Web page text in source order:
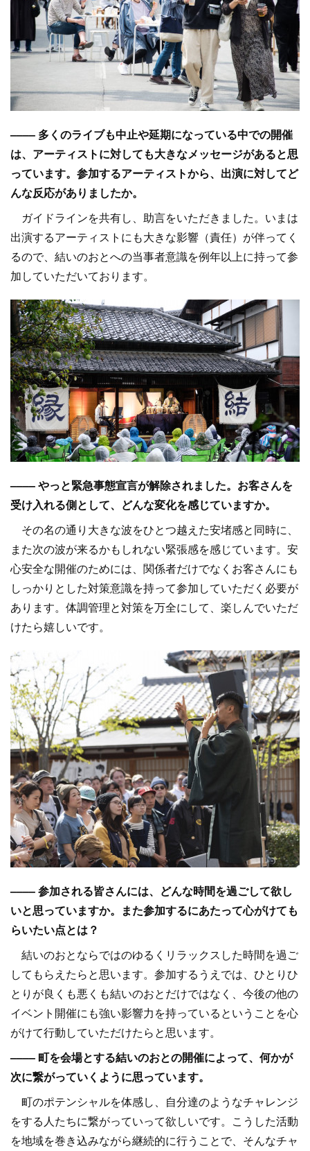
–––– 多くのライブも中止や延期になっている中での開催
は、アーティストに対しても大きなメッセージがあると思
っています。参加するアーティストから、出演に対してど
んな反応がありましたか。
ガイドラインを共有し、助言をいただきました。いまは
出演するアーティストにも大きな影響（責任）が伴ってく
るので、結いのおとへの当事者意識を例年以上に持って参
加していただいております。
–––– やっと緊急事態宣言が解除されました。お客さんを
受け入れる側として、どんな変化を感じていますか。
その名の通り大きな波をひとつ越えた安堵感と同時に、
また次の波が来るかもしれない緊張感を感じています。安
心安全な開催のためには、関係者だけでなくお客さんにも
しっかりとした対策意識を持って参加していただく必要が
あります。体調管理と対策を万全にして、楽しんでいただ
けたら嬉しいです。
–––– 参加される皆さんには、どんな時間を過ごして欲し
いと思っていますか。また参加するにあたって心がけても
らいたい点とは？
結いのおとならではのゆるくリラックスした時間を過ご
してもらえたらと思います。参加するうえでは、ひとりひ
とりが良くも悪くも結いのおとだけではなく、今後の他の
イベント開催にも強い影響力を持っているということを心
がけて行動していただけたらと思います。
–––– 町を会場とする結いのおとの開催によって、何かが
次に繋がっていくように思っています。
町のポテンシャルを体感し、自分達のようなチャレンジ
をする人たちに繋がっていって欲しいです。こうした活動
を地域を巻き込みながら継続的に行うことで、そんなチャ